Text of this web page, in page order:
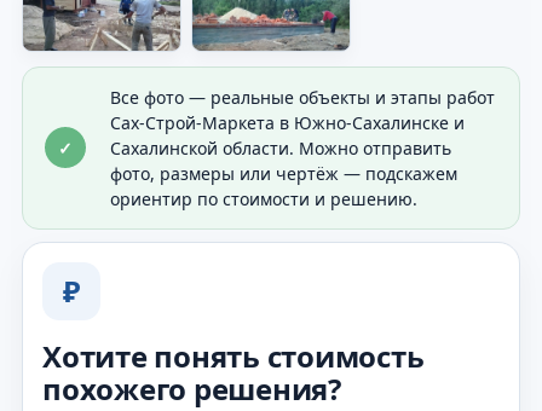
✓
Все фото — реальные объекты и этапы работ
Сах-Строй-Маркета в Южно-Сахалинске и
Сахалинской области. Можно отправить
фото, размеры или чертёж — подскажем
ориентир по стоимости и решению.
₽
Хотите понять стоимость
похожего решения?